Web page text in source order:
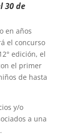
30 de
en años
el concurso
edición, el
el primer
de hasta
y/o
a una